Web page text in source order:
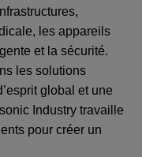
les appareils
et la sécurité.
les solutions
global et une
Industry travaille
pour créer un